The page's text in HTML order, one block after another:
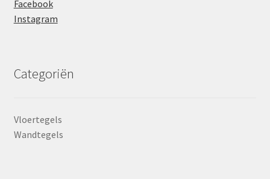
Facebook
Instagram
Categoriën
Vloertegels
Wandtegels